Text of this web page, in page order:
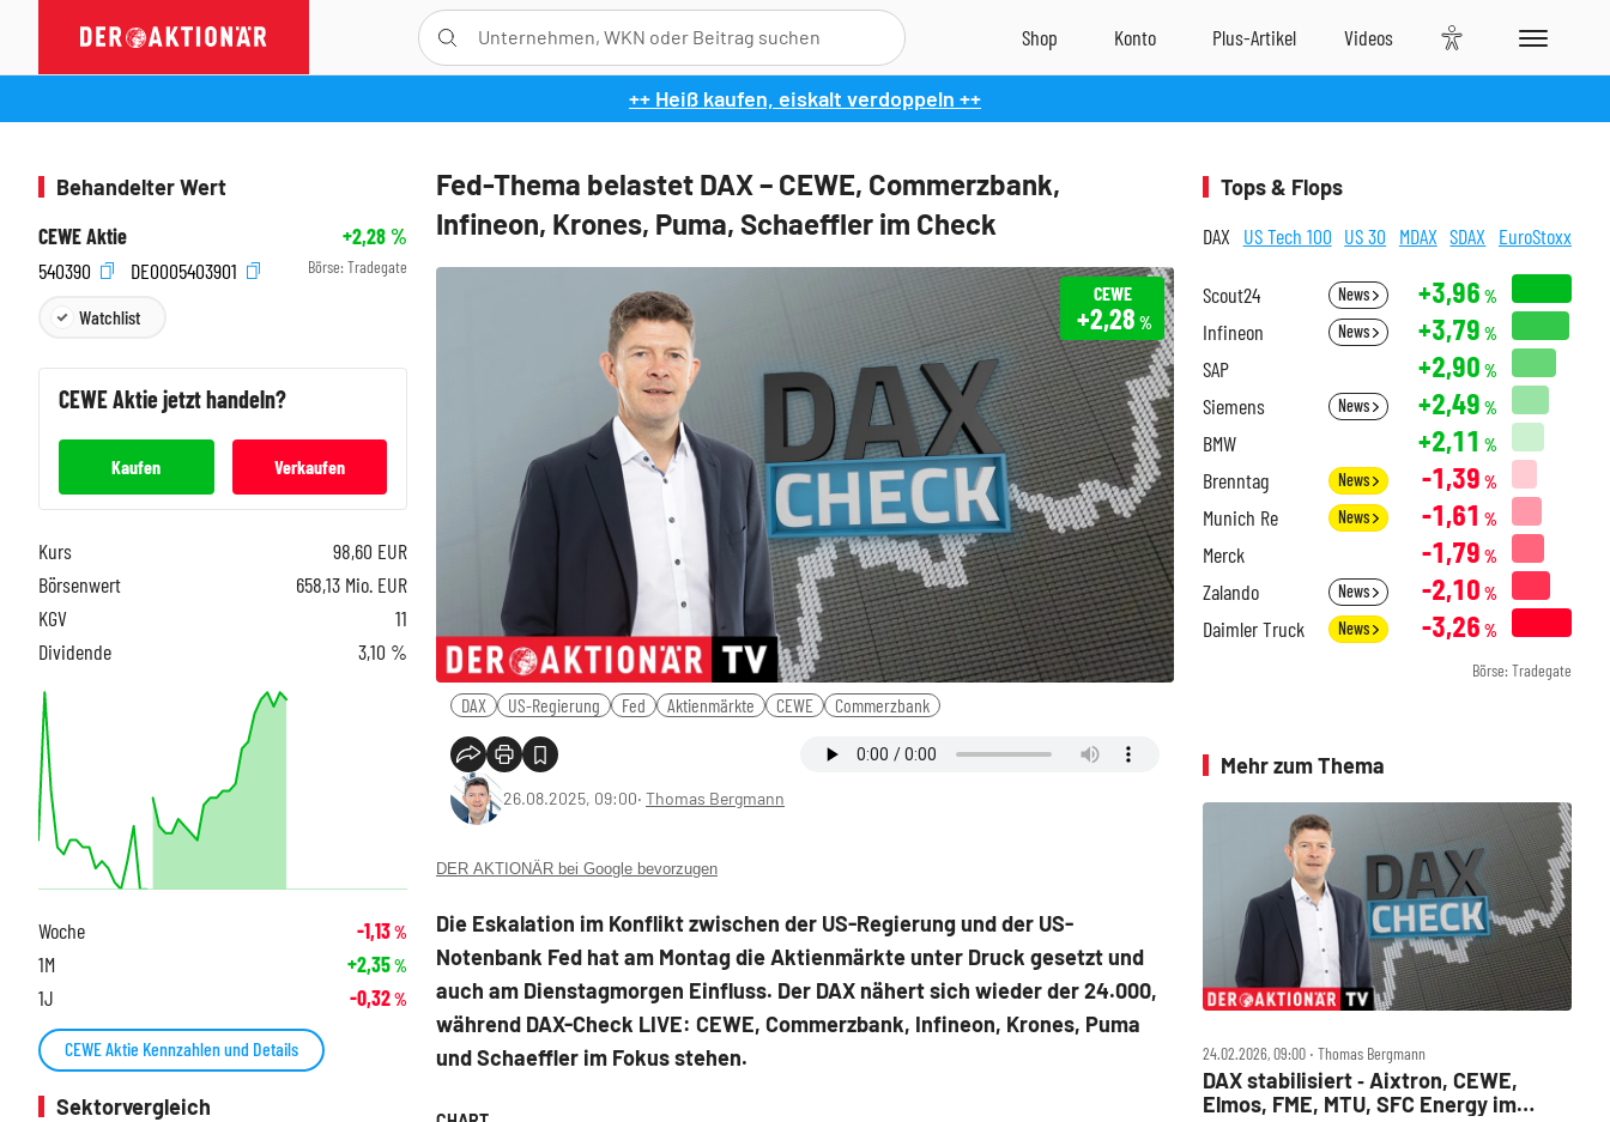
++ Heiß kaufen, eiskalt verdoppeln ++
Fed-Thema belastet DAX – CEWE, Commerzbank,
Infineon, Krones, Puma, Schaeffler im Check
CEWE
+2,28 %
DAX US-Regierung Fed Aktienmärkte CEWE Commerzbank
26.08.2025, 09:00‧ Thomas Bergmann
DER AKTIONÄR bei Google bevorzugen
Die Eskalation im Konflikt zwischen der US-Regierung und der US-
Notenbank Fed hat am Montag die Aktienmärkte unter Druck gesetzt und
auch am Dienstagmorgen Einfluss. Der DAX nähert sich wieder der 24.000,
während DAX-Check LIVE: CEWE, Commerzbank, Infineon, Krones, Puma
und Schaeffler im Fokus stehen.
Behandelter Wert
CEWE Aktie
+2,28%
540390
DE0005403901 Börse: Tradegate
Watchlist
CEWEAktie jetzt handeln?
Kaufen Verkaufen
Kurs 98,60 EUR
Börsenwert
658,13 Mio. EUR
KGV
11
Dividende
3,10 %
Woche -1,13%
1M +2,35%
1J -0,32%
CEWE Aktie Kennzahlen und Details
Sektorvergleich
Tops & Flops
DAX US Tech 100 US 30 MDAX SDAX EuroStoxx
Scout24 News +3,96 %
Infineon News +3,79 %
SAP +2,90 %
Siemens News +2,49 %
BMW +2,11 %
Brenntag News -1,39 %
Munich Re News -1,61 %
Merck -1,79 %
Zalando News -2,10 %
Daimler Truck News -3,26 %
Börse: Tradegate
Mehr zum Thema
24.02.2026, 09:00 ‧ Thomas Bergmann
DAX stabilisiert ‑ Aixtron, CEWE,
Elmos, FME, MTU, SFC Energy im